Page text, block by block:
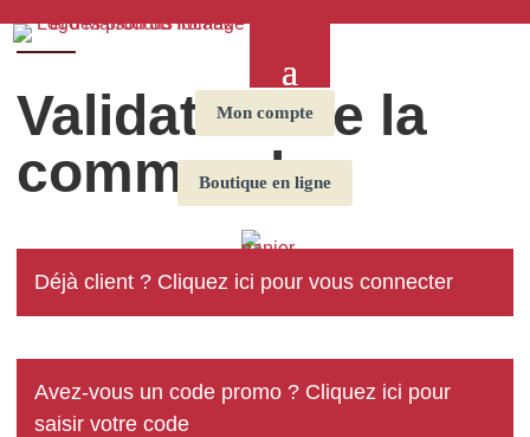
Mon compte
Boutique en ligne
Validation de la
commande
Déjà client ? Cliquez ici pour vous connecter
Avez-vous un code promo ? Cliquez ici pour
saisir votre code